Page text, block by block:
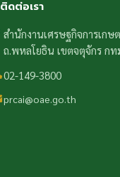
ติดต่อเรา
สำนักงานเศรษฐกิจการเก
ถ.พหลโยธิน เขตจตุจักร กท
02-149-3800
prcai@oae.go.th